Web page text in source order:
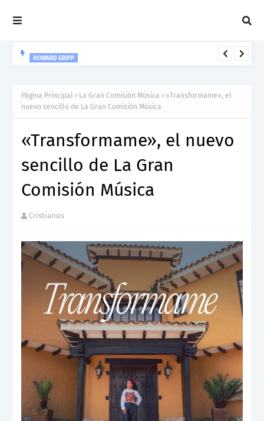
HOWARD GRIPP
Página Principal La Gran Comisión Música
«Transformame», el
nuevo sencillo de La Gran Comisión Música
«Transformame», el nuevo
sencillo de La Gran
Comisión Música
Cristianos